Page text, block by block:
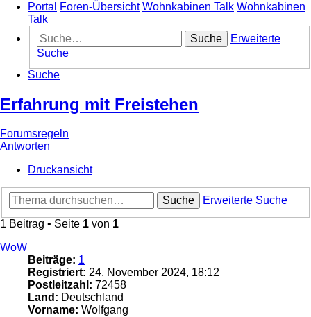
Portal
Foren-Übersicht Wohnkabinen Talk Wohnkabinen
Talk
Suche
Erweiterte
Suche
Suche
Erfahrung mit Freistehen
Forumsregeln
Antworten
Druckansicht
Suche
Erweiterte Suche
1 Beitrag • Seite 1 von 1
WoW
Beiträge: 1
Registriert: 24. November 2024, 18:12
Postleitzahl: 72458
Land: Deutschland
Vorname: Wolfgang